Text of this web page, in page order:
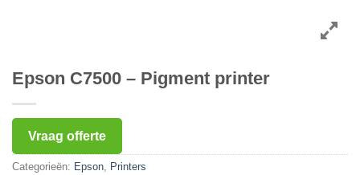
Epson C7500 – Pigment printer
Vraag offerte
Categorieën: Epson, Printers